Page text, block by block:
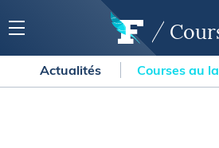
Actualités Courses au